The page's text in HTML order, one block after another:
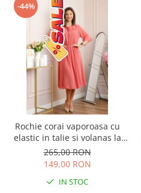
-44%
Rochie corai vaporoasa cu
elastic in talie si volanas la
decolteu Allegra
265,00 RON
149,00 RON
IN STOC